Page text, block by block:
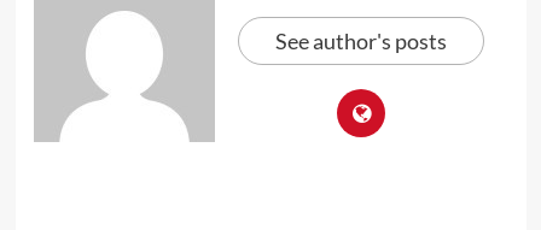
See author's posts